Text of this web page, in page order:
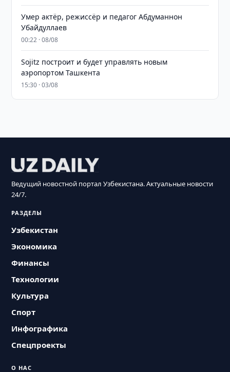
Умер актёр, режиссёр и педагог Абдуманнон
Убайдуллаев
00:22 · 08/08
Sojitz построит и будет управлять новым
аэропортом Ташкента
15:30 · 03/08
Ведущий новостной портал Узбекистана. Актуальные новости
24/7.
РАЗДЕЛЫ
Узбекистан
Экономика
Финансы
Технологии
Культура
Спорт
Инфографика
Спецпроекты
О НАС